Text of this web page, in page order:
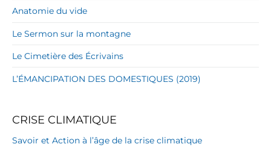
Anatomie du vide
Le Sermon sur la montagne
Le Cimetière des Écrivains
L’ÉMANCIPATION DES DOMESTIQUES (2019)
CRISE CLIMATIQUE
Savoir et Action à l’âge de la crise climatique